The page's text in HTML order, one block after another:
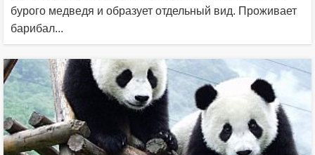
бурого медведя и образует отдельный вид. Проживает
барибал...